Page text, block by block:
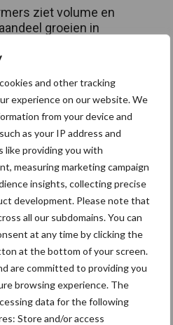
and other tracking
experience on our website. We
from your device and
as your IP address and
like providing you with
measuring marketing campaign
insights, collecting precise
development. Please note that
all our subdomains. You can
at any time by clicking the
at the bottom of your screen.
are committed to providing you
browsing experience. The
data for the following
Store and/or access
ziet volume en
groeien in
Fokkerij
Ligbox &
Voerhekken